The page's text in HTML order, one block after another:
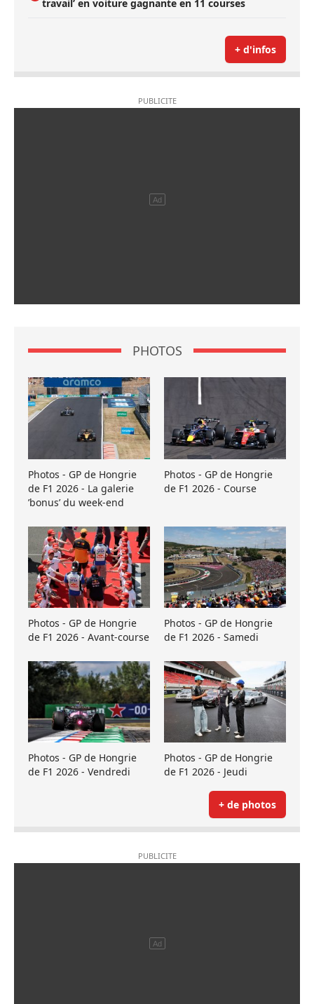
travail’ en voiture gagnante en 11 courses
+ d'infos
PHOTOS
Photos - GP de Hongrie
de F1 2026 - La galerie
’bonus’ du week-end
Photos - GP de Hongrie
de F1 2026 - Course
Photos - GP de Hongrie
de F1 2026 - Avant-course
Photos - GP de Hongrie
de F1 2026 - Samedi
Photos - GP de Hongrie
de F1 2026 - Vendredi
Photos - GP de Hongrie
de F1 2026 - Jeudi
+ de photos